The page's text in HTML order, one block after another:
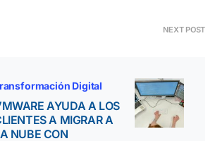
NEXT POST
Digital
AYUDA A LOS
A MIGRAR A
NUBE CON